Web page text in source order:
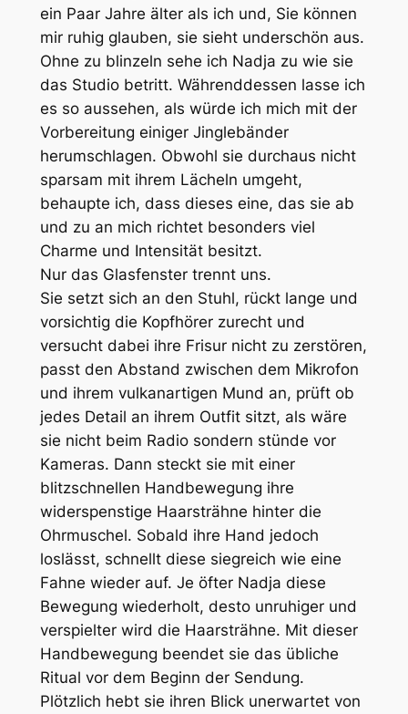
ein Paar Jahre älter als ich und, Sie können
mir ruhig glauben, sie sieht underschön aus.
Ohne zu blinzeln sehe ich Nadja zu wie sie
das Studio betritt. Währenddessen lasse ich
es so aussehen, als würde ich mich mit der
Vorbereitung einiger Jinglebänder
herumschlagen. Obwohl sie durchaus nicht
sparsam mit ihrem Lächeln umgeht,
behaupte ich, dass dieses eine, das sie ab
und zu an mich richtet besonders viel
Charme und Intensität besitzt.
Nur das Glasfenster trennt uns.
Sie setzt sich an den Stuhl, rückt lange und
vorsichtig die Kopfhörer zurecht und
versucht dabei ihre Frisur nicht zu zerstören,
passt den Abstand zwischen dem Mikrofon
und ihrem vulkanartigen Mund an, prüft ob
jedes Detail an ihrem Outfit sitzt, als wäre
sie nicht beim Radio sondern stünde vor
Kameras. Dann steckt sie mit einer
blitzschnellen Handbewegung ihre
widerspenstige Haarsträhne hinter die
Ohrmuschel. Sobald ihre Hand jedoch
loslässt, schnellt diese siegreich wie eine
Fahne wieder auf. Je öfter Nadja diese
Bewegung wiederholt, desto unruhiger und
verspielter wird die Haarsträhne. Mit dieser
Handbewegung beendet sie das übliche
Ritual vor dem Beginn der Sendung.
Plötzlich hebt sie ihren Blick unerwartet von